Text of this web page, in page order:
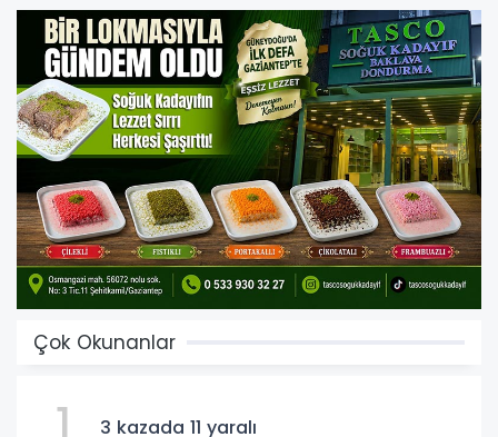
Çok Okunanlar
3 kazada 11 yaralı